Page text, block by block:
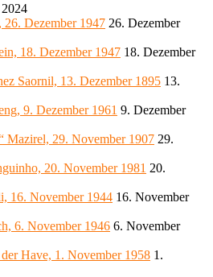
2024
26. Dezember 1947 26. Dezember
18. Dezember 1947 18. Dezember
Saornil, 13. Dezember 1895 13.
9. Dezember 1961 9. Dezember
Mazirel, 29. November 1907 29.
20. November 1981 20.
16. November 1944 16. November
6. November 1946 6. November
Have, 1. November 1958 1.